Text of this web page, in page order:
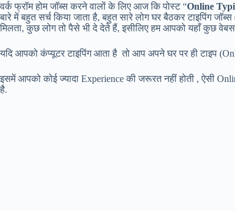
वर्क फ्रॉम होम जॉब्स करने वालों के लिए आज कि पोस्ट “Online
बारे में बहुत सर्च किया जाता है, बहुत सारे लोग घर बैठकर टाइपिंग
मिलता, कुछ लोग तो पैसे भी दे देते हैं, इसीलिए हम आपको यहाँ कुछ
यदि आपको कंप्यूटर टाइपिंग आता है तो आप अपने घर पर ही टाइप
इसमें आपको कोई ज्यादा Experience की जरूरत नहीं होती , ऐसी
है.